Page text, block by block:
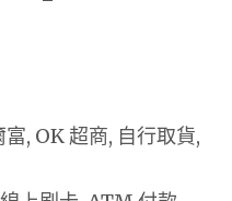
, OK 超商, 自行取貨,